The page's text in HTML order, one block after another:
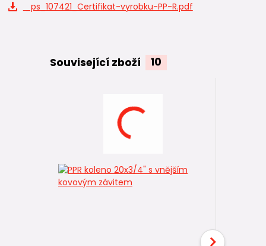
_ps_107421_Certifikat-vyrobku-PP-R.pdf
Související zboží 10